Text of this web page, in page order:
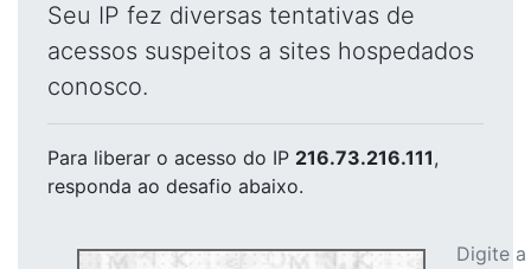
Seu IP fez diversas tentativas de
acessos suspeitos a sites hospedados
conosco.
Para liberar o acesso do IP 216.73.216.111,
responda ao desafio abaixo.
Digite